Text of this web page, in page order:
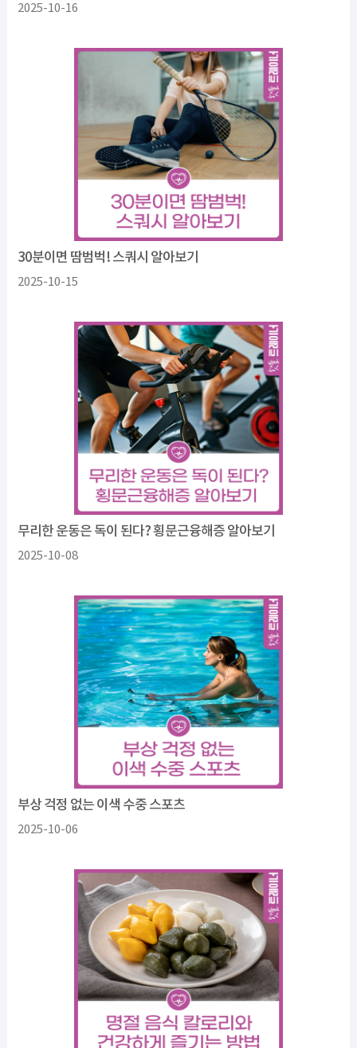
2025-10-16
30분이면 땀범벅! 스쿼시 알아보기
2025-10-15
무리한 운동은 독이 된다? 횡문근융해증 알아보기
2025-10-08
부상 걱정 없는 이색 수중 스포츠
2025-10-06